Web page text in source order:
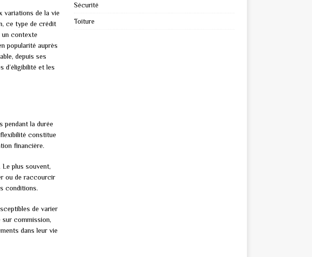
variations de la vie
ce type de crédit
un contexte
popularité auprès
depuis ses
d’éligibilité et les
pendant la durée
constitue
financière.
. Le plus souvent,
ou de raccourcir
conditions.
de varier
sur commission,
dans leur vie
Sécurité
Toiture